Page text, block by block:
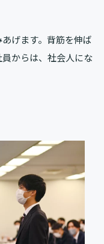
げます。背筋を伸ば
からは、社会人にな